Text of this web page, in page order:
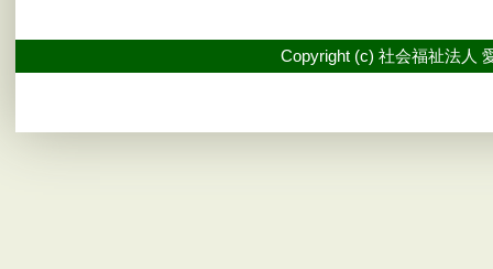
Copyright (c) 社会福祉法人